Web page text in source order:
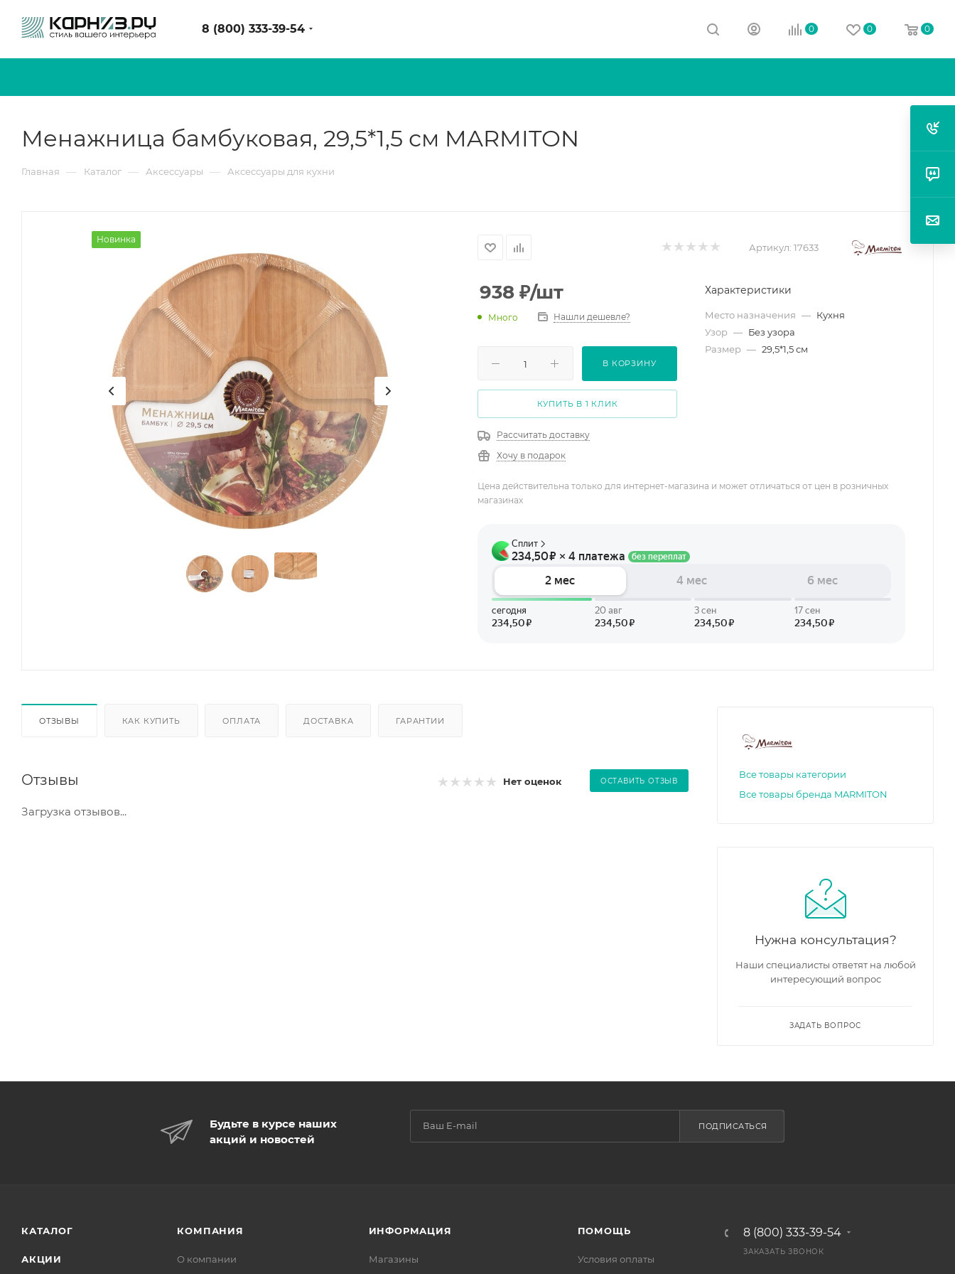
8 (800) 333-39-54 0 0 0
Менажница бамбуковая, 29,5*1,5 см MARMITON
Главная — Каталог — Аксессуары — Аксессуары для кухни
Новинка
Артикул: 17633
938 ₽/шт
Много Нашли дешевле?
В КОРЗИНУ
КУПИТЬ В 1 КЛИК
Рассчитать доставку
Хочу в подарок
Характеристики
Место назначения — Кухня
Узор — Без узора
Размер — 29,5*1,5 см
Цена действительна только для интернет-магазина и может отличаться от цен в розничных
магазинах
ОТЗЫВЫ КАК КУПИТЬ ОПЛАТА ДОСТАВКА ГАРАНТИИ
Отзывы Нет оценок ОСТАВИТЬ ОТЗЫВ
Загрузка отзывов...
Все товары категории
Все товары бренда MARMITON
Нужна консультация?
Наши специалисты ответят на любой
интересующий вопрос
ЗАДАТЬ ВОПРОС
Будьте в курсе наших
акций и новостей
ПОДПИСАТЬСЯ
КАТАЛОГ
АКЦИИ
КОМПАНИЯ
О компании
ИНФОРМАЦИЯ
Магазины
ПОМОЩЬ
Условия оплаты
8 (800) 333-39-54
ЗАКАЗАТЬ ЗВОНОК